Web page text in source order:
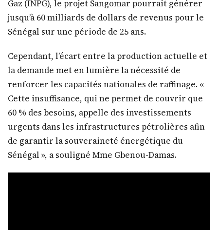
Gaz (INPG), le projet Sangomar pourrait générer
jusqu’à 60 milliards de dollars de revenus pour le
Sénégal sur une période de 25 ans.
Cependant, l’écart entre la production actuelle et
la demande met en lumière la nécessité de
renforcer les capacités nationales de raffinage. «
Cette insuffisance, qui ne permet de couvrir que
60 % des besoins, appelle des investissements
urgents dans les infrastructures pétrolières afin
de garantir la souveraineté énergétique du
Sénégal », a souligné Mme Gbenou-Damas.